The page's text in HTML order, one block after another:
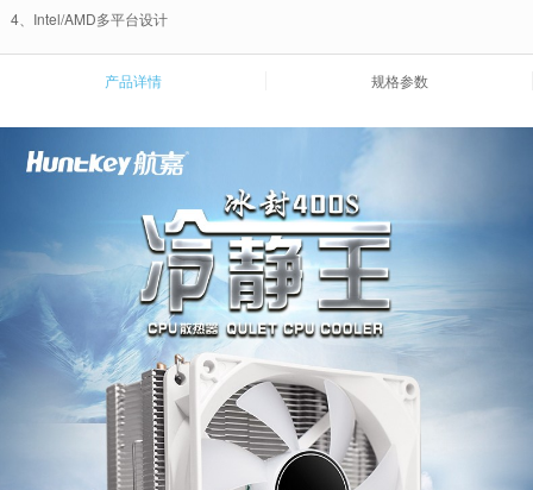
4、Intel/AMD多平台设计
产品详情 规格参数